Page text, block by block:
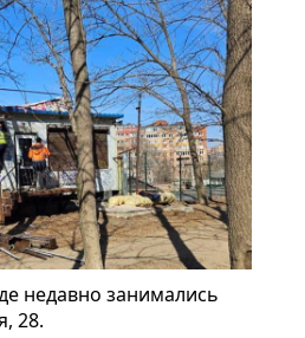
недавно занимались
28.